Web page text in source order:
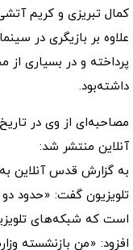
کمال تبریزی و کریم
علاوه بر بازیگری در
پرداخته و در بسیاری از
داشته‌بود.
آنلاین منتشر شد:
به گزارش قدس آنلاین به
تلویزیون گفت: «حدود
است که شبکه‌های
افزود: «من بازنشسته